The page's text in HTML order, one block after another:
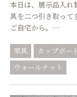
本日は、展示品入れ
具を二つ引き取って
ご自宅から。…
家具 カップボー
ウォールナット